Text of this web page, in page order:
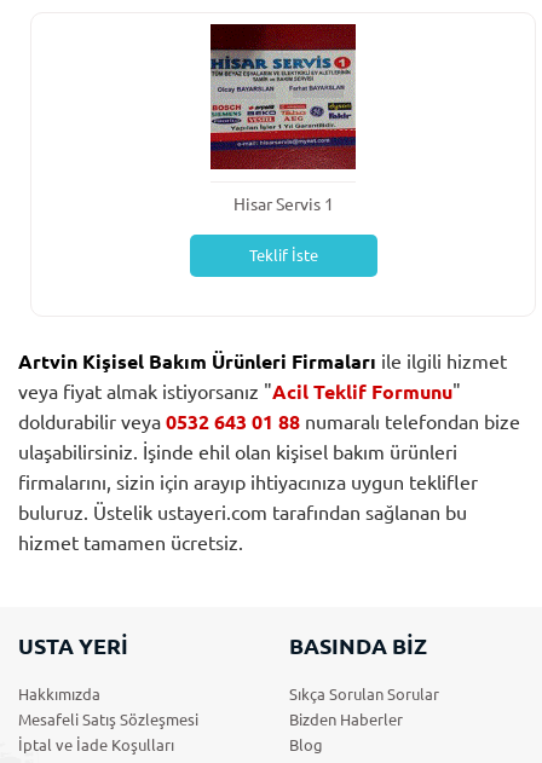
Hisar Servis 1
Teklif İste
Artvin Kişisel Bakım Ürünleri Firmaları ile ilgili hizmet
veya fiyat almak istiyorsanız "Acil Teklif Formunu"
doldurabilir veya 0532 643 01 88 numaralı telefondan bize
ulaşabilirsiniz. İşinde ehil olan kişisel bakım ürünleri
firmalarını, sizin için arayıp ihtiyacınıza uygun teklifler
buluruz. Üstelik ustayeri.com tarafından sağlanan bu
hizmet tamamen ücretsiz.
USTA YERİ
Hakkımızda
Mesafeli Satış Sözleşmesi
İptal ve İade Koşulları
BASINDA BİZ
Sıkça Sorulan Sorular
Bizden Haberler
Blog